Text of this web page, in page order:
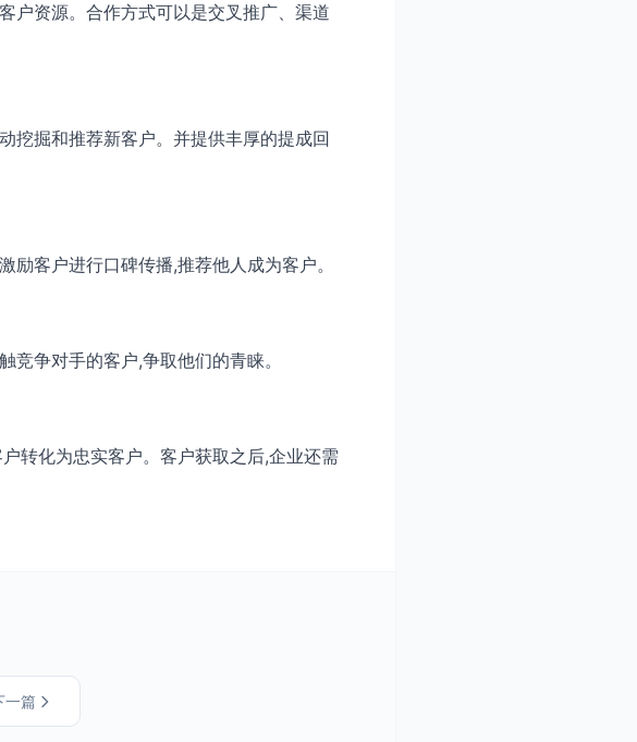
户资源。合作方式可以是交叉推广、渠道
挖掘和推荐新客户。并提供丰厚的提成回
客户进行口碑传播,推荐他人成为客户。
争对手的客户,争取他们的青睐。
转化为忠实客户。客户获取之后,企业还需
一篇